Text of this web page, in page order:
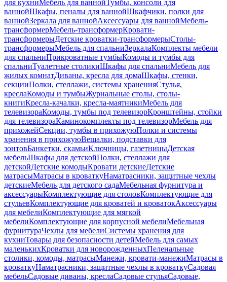
для кухниМебель для ваннойТумбы, консоли для
ваннойШкафы, пеналы для ваннойШкафчики, полки для
ваннойЗеркала для ваннойАксессуары для ваннойМебель-
трансформерМебель-трансформерКровати-
трансформерыДетские кроватки-трансформерыСтолы-
трансформерыМебель для спальниЗеркалаКомплекты мебели
для спальниПрикроватные тумбыКомоды и тумбы для
спальниТуалетные столикиШкафы для спальниМебель для
жилых комнатДиваны, кресла для домаШкафы, стенки,
секцииПолки, стеллажи, системы храненияСтулья,
креслаКомоды и тумбыЖурнальные столы, столы-
книгиКресла-качалки, кресла-маятникиМебель для
телевизораКомоды, тумбы под телевизорКронштейны, стойки
для телевизораКаминокомплекты под телевизорМебель для
прихожейСекции, тумбы в прихожуюПолки и системы
хранения в прихожуюВешалки, подставки для
зонтовБанкетки, скамьиКлючницы, газетницыДетская
мебельШкафы для детскойПолки, стеллажи для
детскойДетские комодыКровати детскиеДетские
матрасыМатрасы в кроваткуНаматрасники, защитные чехлы
детскиеМебель для детского садаМебельная фурнитура и
аксессуарыКомплектующие для столовКомплектующие для
стульевКомплектующие для кроватей и кроватокАксессуары
для мебелиКомплектующие для мягкой
мебелиКомплектующие для корпусной мебелиМебельная
фурнитураЧехлы для мебелиСистемы хранения для
кухниТовары для безопасности детейМебель для самых
маленькихКроватки для новорожденныхПеленальные
столики, комоды, матрасыМанежи, кровати-манежиМатрасы в
кроваткуНаматрасники, защитные чехлы в кроваткуСадовая
мебельСадовые диваны, креслаСадовые стульяСадовые,